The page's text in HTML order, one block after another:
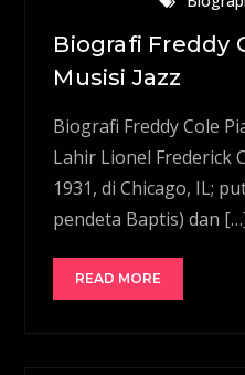
Biografi Freddy
Musisi Jazz
Biografi Freddy Cole
Lahir Lionel Frederick
1931, di Chicago, IL;
pendeta Baptis) dan
READ MORE